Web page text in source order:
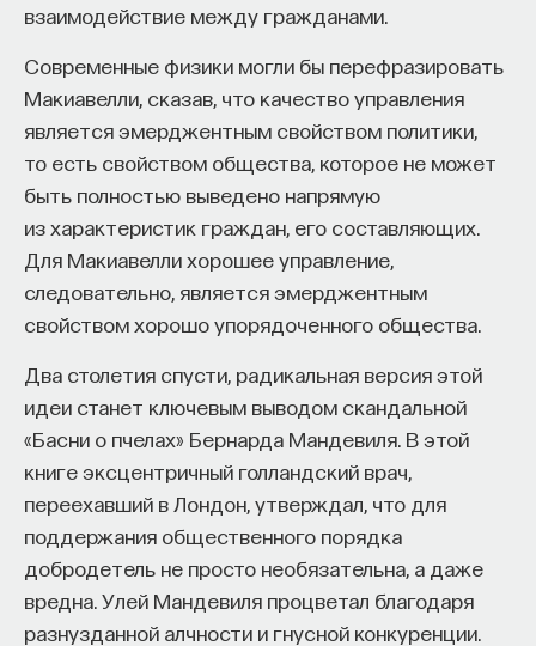
взаимодействие между гражданами.
Современные физики могли бы перефразировать
Макиавелли, сказав, что качество управления
является эмерджентным свойством политики,
то есть свойством общества, которое не может
быть полностью выведено напрямую
из характеристик граждан, его составляющих.
Для Макиавелли хорошее управление,
следовательно, является эмерджентным
свойством хорошо упорядоченного общества.
Два столетия спусти, радикальная версия этой
идеи станет ключевым выводом скандальной
«Басни о пчелах» Бернарда Мандевиля. В этой
книге эксцентричный голландский врач,
переехавший в Лондон, утверждал, что для
поддержания общественного порядка
добродетель не просто необязательна, а даже
вредна. Улей Мандевиля процветал благодаря
разнузданной алчности и гнусной конкуренции.